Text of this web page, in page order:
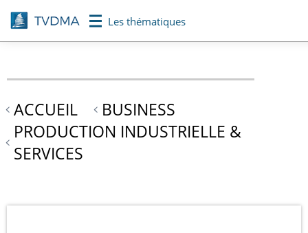
Aller
au
contenu
Les thématiques
ACCUEIL
BUSINESS
PRODUCTION INDUSTRIELLE &
SERVICES